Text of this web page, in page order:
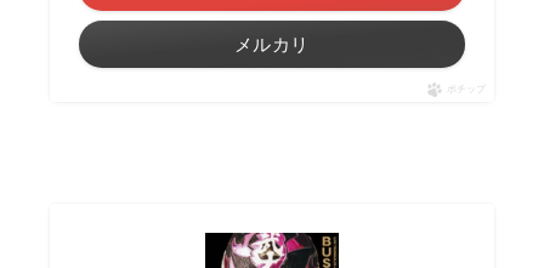
メルカリ
ポチップ